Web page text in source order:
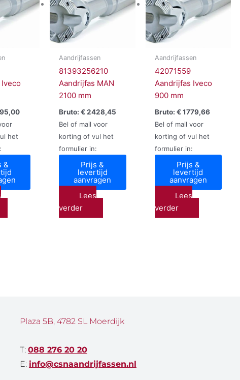
het
&
Aandrijfassen
81393256210
Aandrijfas MAN
2100 mm
Bruto: €2428,45
Bel of mail voor
korting of vul het
formulier in:
Prijs &
levertijd
aanvragen
Lees
verder
Aandrijfassen
42071559
Aandrijfas Iveco
900 mm
Bruto: €1779,66
Bel of mail voor
korting of vul het
formulier in:
Prijs &
levertijd
aanvragen
Lees
verder
Plaza 5B, 4782 SL Moerdijk
T: 088 276 20 20
E: info@csnaandrijfassen.nl